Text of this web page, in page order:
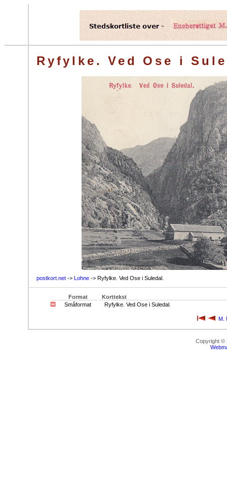
Ryfylke. Ved Ose i
postkort.net -> Lohne -> Ryfylke. Ved Ose i Suledal.
Format
Korttekst
Småformat
Ryfylke. Ved Ose i Suledal.
M.
Copyright ©